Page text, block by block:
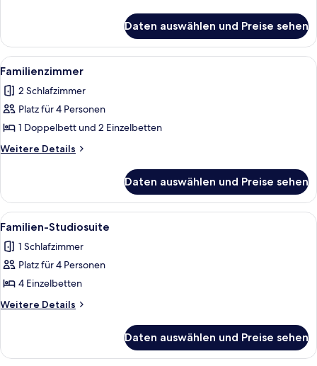
Doppelzimmer
Daten auswählen und Preise sehen
Alle
Fotos
für
Familienzimmer
anzeigen
Ein Balkon mit Korbstühlen und
9
Familienzimmer
2 Schlafzimmer
Platz für 4 Personen
1 Doppelbett und 2 Einzelbetten
Weitere Details
Weitere
Daten auswählen und Preise sehen
Alle
Fotos
für
Familien-
Studiosuite
anzeigen
Ein Hotelzimmer mit einem Bett,
8
Familien-Studiosuite
1 Schlafzimmer
Platz für 4 Personen
4 Einzelbetten
Weitere Details
Weitere
Studiosuite
Daten auswählen und Preise sehen